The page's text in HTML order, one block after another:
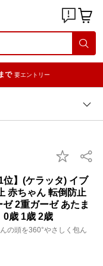
で 要エントリー
位】(ケラッタ) イブ
赤ちゃん 転倒防止
2重ガーゼ あたま
0歳 1歳 2歳
の頭を360°やさしく包ん